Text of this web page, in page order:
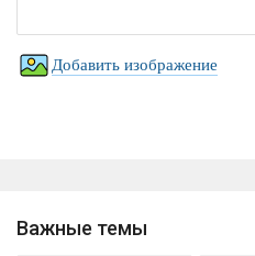
Добавить изображение
Важные темы